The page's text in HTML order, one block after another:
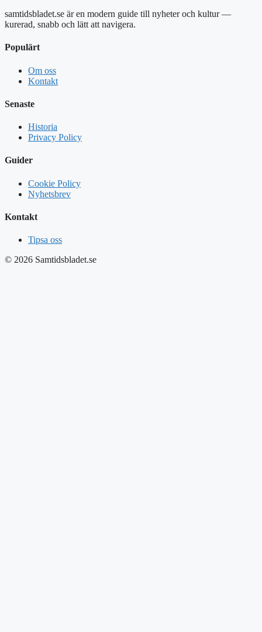
samtidsbladet.se är en modern guide till nyheter och kultur —
kurerad, snabb och lätt att navigera.
Populärt
Om oss
Kontakt
Senaste
Historia
Privacy Policy
Guider
Cookie Policy
Nyhetsbrev
Kontakt
Tipsa oss
© 2026 Samtidsbladet.se